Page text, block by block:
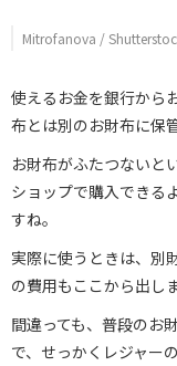
Mitrofanova /
使えるお金を銀行から
布とは別のお財布に保
お財布がふたつないと
ショップで購入できる
すね。
実際に使うときは、別
の費用もここから出し
間違っても、普段のお
で、せっかくレジャー